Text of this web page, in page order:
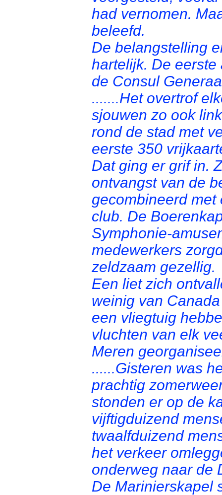
had vernomen.
beleefd.
De belangstelling
hartelijk. De
de Consul
.......Het overtrof
sjouwen zo ook
rond de stad met
eerste 350
Dat ging er grif in.
ontvangst van de
gecombineerd
club. De
Symphonie-
medewerkers
zeldzaam gezellig.
Een liet zich
weinig van
een vliegtuig
vluchten van elk
Meren
......Gisteren was
prachtig
stonden er op de
vijftigduizend
twaalfduizend
het verkeer
onderweg naar de
De Marinierskapel